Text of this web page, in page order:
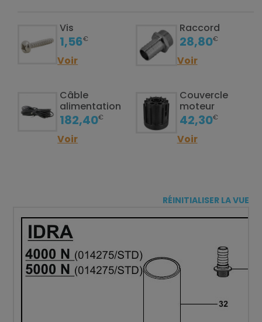
Vis
1,56€
Voir
Raccord
28,80€
Voir
Câble
alimentation
182,40€
Voir
Couvercle
moteur
42,30€
Voir
RÉINITIALISER LA VUE